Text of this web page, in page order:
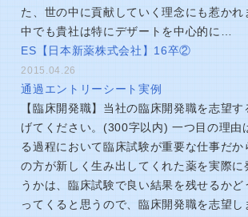
た、世の中に貢献していく理念にも惹かれ
中でも貴社は特にデザートを中心的に…
ES【日本新薬株式会社】16卒②
2015.04.26
通過エントリーシート実例
【臨床開発職】当社の臨床開発職を志望
げてください。(300字以内) 一つ目の理由
る過程において臨床試験が重要な仕事だか
の方が新しく生み出してくれた薬を実際に
うかは、臨床試験で良い結果を残せるかど
ってくると思うので、臨床開発職を志望し